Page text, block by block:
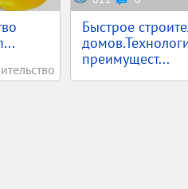
Быстрое
преимущест...